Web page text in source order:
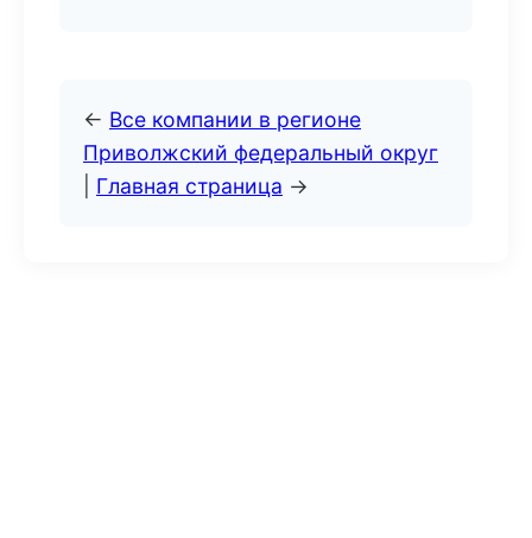
← Все компании в регионе
Приволжский федеральный округ
Главная страница →